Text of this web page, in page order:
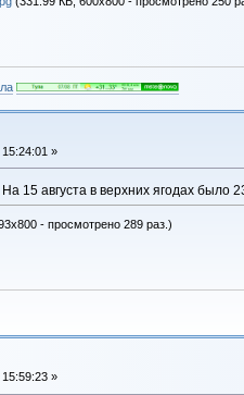
15:24:01 »
15 августа в верхних ягодах было
- просмотрено 289 раз.)
15:59:23 »